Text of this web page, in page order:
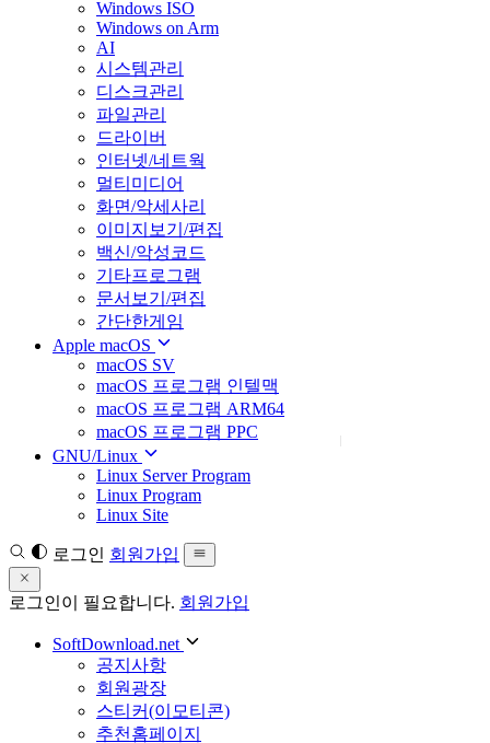
Windows ISO
Windows on Arm
AI
시스템관리
디스크관리
파일관리
드라이버
인터넷/네트웍
멀티미디어
화면/악세사리
이미지보기/편집
백신/악성코드
기타프로그램
문서보기/편집
간단한게임
Apple macOS
macOS SV
macOS 프로그램 인텔맥
macOS 프로그램 ARM64
macOS 프로그램 PPC
GNU/Linux
Linux Server Program
Linux Program
Linux Site
로그인 회원가입
로그인이 필요합니다. 회원가입
SoftDownload.net
공지사항
회원광장
스티커(이모티콘)
추천홈페이지